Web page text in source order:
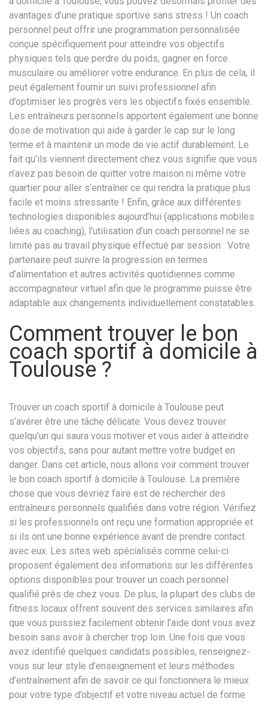
avantages d’une pratique sportive sans stress ! Un coach
personnel peut offrir une programmation personnalisée
conçue spécifiquement pour atteindre vos objectifs
physiques tels que perdre du poids, gagner en force
musculaire ou améliorer votre endurance. En plus de cela, il
peut également fournir un suivi professionnel afin
d’optimiser les progrès vers les objectifs fixés ensemble.
Les entraîneurs personnels apportent également une bonne
dose de motivation qui aide à garder le cap sur le long
terme et à maintenir un mode de vie actif durablement. Le
fait qu’ils viennent directement chez vous signifie que vous
n’avez pas besoin de quitter votre maison ni même votre
quartier pour aller s’entraîner ce qui rendra la pratique plus
facile et moins stressante ! Enfin, grâce aux différentes
technologies disponibles aujourd’hui (applications mobiles
liées au coaching), l’utilisation d’un coach personnel ne se
limite pas au travail physique effectué par session : Votre
partenaire peut suivre la progression en termes
d’alimentation et autres activités quotidiennes comme
accompagnateur virtuel afin que le programme puisse être
adaptable aux changements individuellement constatables.
Comment trouver le bon
coach sportif à domicile à
Toulouse ?
Trouver un coach sportif à domicile à Toulouse peut
s’avérer être une tâche délicate. Vous devez trouver
quelqu’un qui saura vous motiver et vous aider à atteindre
vos objectifs, sans pour autant mettre votre budget en
danger. Dans cet article, nous allons voir comment trouver
le bon coach sportif à domicile à Toulouse. La première
chose que vous devriez faire est de rechercher des
entraîneurs personnels qualifiés dans votre région. Vérifiez
si les professionnels ont reçu une formation appropriée et
si ils ont une bonne expérience avant de prendre contact
avec eux. Les sites web spécialisés comme celui-ci
proposent également des informations sur les différentes
options disponibles pour trouver un coach personnel
qualifié près de chez vous. De plus, la plupart des clubs de
fitness locaux offrent souvent des services similaires afin
que vous puissiez facilement obtenir l’aide dont vous avez
besoin sans avoir à chercher trop loin. Une fois que vous
avez identifié quelques candidats possibles, renseignez-
vous sur leur style d’enseignement et leurs méthodes
d’entraînement afin de savoir ce qui fonctionnera le mieux
pour votre type d’objectif et votre niveau actuel de forme